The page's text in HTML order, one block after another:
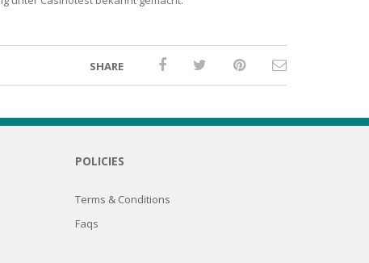
SHARE
POLICIES
Terms & Conditions
Faqs